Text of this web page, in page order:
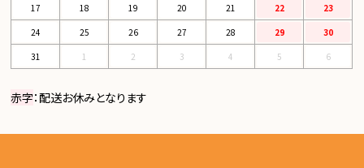
17
18 19 20 21 22
23
24
25 26 27 28 29
30
31
1 2 3 4 5 6
赤字：配送お休みとなります